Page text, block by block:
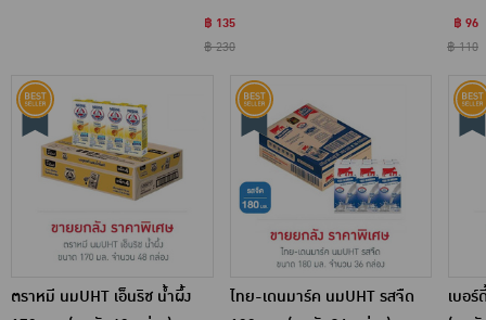
฿ 135
฿ 230
฿ 96
฿ 110
ตราหมี นมUHT เอ็นริช น้ำผึ้ง
ไทย-เดนมาร์ค นมUHT รสจืด
เบอ